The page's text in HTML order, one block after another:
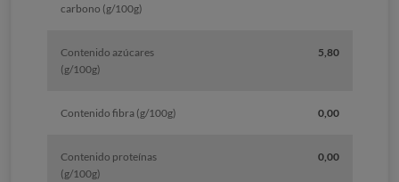
carbono (g/100g)
Contenido azúcares
(g/100g)
5,80
Contenido fibra (g/100g) 0,00
Contenido proteínas
(g/100g)
0,00